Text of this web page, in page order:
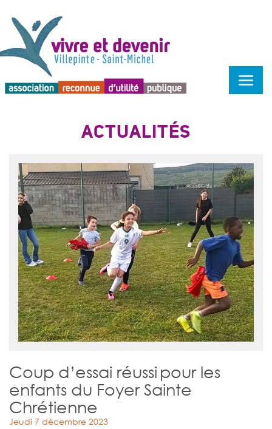
ACTUALITÉS
Coup d’essai réussi pour les
enfants du Foyer Sainte
Chrétienne
Jeudi 7 décembre 2023